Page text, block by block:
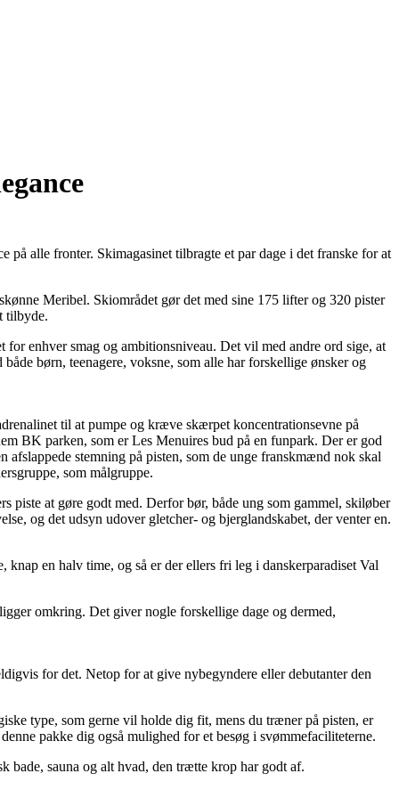
alle fronter. Skimagasinet tilbragte et par dage i det franske for at
Meribel. Skiområdet gør det med sine 175 lifter og 320 pister
tilbyde.
enhver smag og ambitionsniveau. Det vil med andre ord sige, at
børn, teenagere, voksne, som alle har forskellige ønsker og
til at pumpe og kræve skærpet koncentrationsevne på
BK parken, som er Les Menuires bud på en funpark. Der er god
stemning på pisten, som de unge franskmænd nok skal
som målgruppe.
piste at gøre godt med. Derfor bør, både ung som gammel, skiløber
og det udsyn udover gletcher- og bjerglandskabet, der venter en.
en halv time, og så er der ellers fri leg i danskerparadiset Val
omkring. Det giver nogle forskellige dage og dermed,
for det. Netop for at give nybegyndere eller debutanter den
type, som gerne vil holde dig fit, mens du træner på pisten, er
pakke dig også mulighed for et besøg i svømmefaciliteterne.
bade, sauna og alt hvad, den trætte krop har godt af.